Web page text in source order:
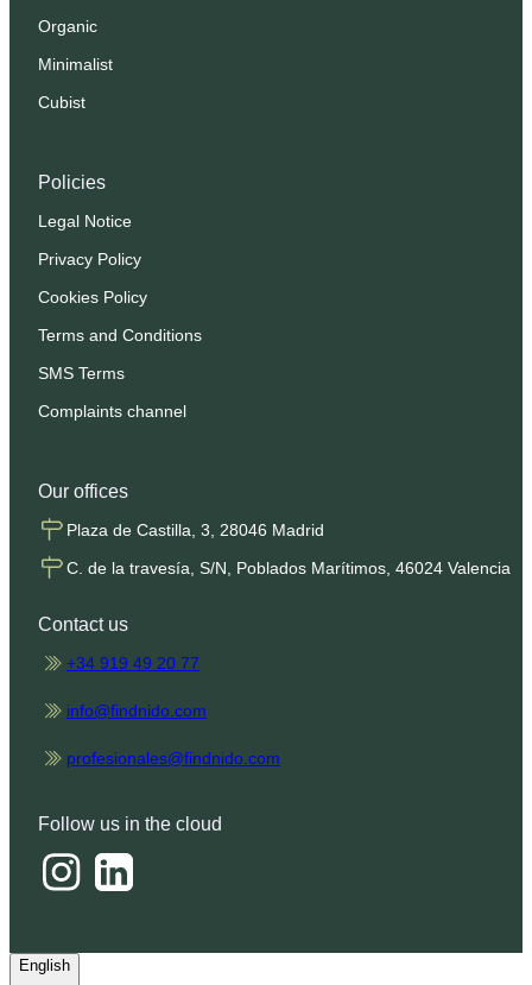
Organic
Minimalist
Cubist
Policies
Legal Notice
Privacy Policy
Cookies Policy
Terms and Conditions
SMS Terms
Complaints channel
Our offices
Plaza de Castilla, 3, 28046 Madrid
C. de la travesía, S/N, Poblados Marítimos, 46024 Valencia
Contact us
+34 919 49 20 77
info@findnido.com
profesionales@findnido.com
Follow us in the cloud
English